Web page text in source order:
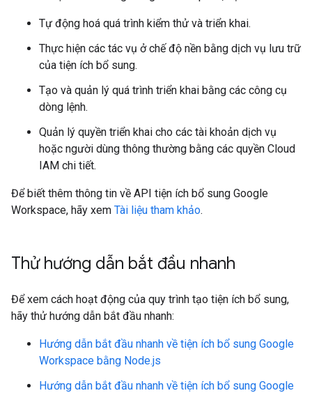
Tự động hoá quá trình kiểm thử và triển khai.
Thực hiện các tác vụ ở chế độ nền bằng dịch vụ lưu trữ
của tiện ích bổ sung.
Tạo và quản lý quá trình triển khai bằng các công cụ
dòng lệnh.
Quản lý quyền triển khai cho các tài khoản dịch vụ
hoặc người dùng thông thường bằng các quyền Cloud
IAM chi tiết.
Để biết thêm thông tin về API tiện ích bổ sung Google
Workspace, hãy xem Tài liệu tham khảo.
Thử hướng dẫn bắt đầu nhanh
Để xem cách hoạt động của quy trình tạo tiện ích bổ sung,
hãy thử hướng dẫn bắt đầu nhanh:
Hướng dẫn bắt đầu nhanh về tiện ích bổ sung Google
Workspace bằng Node.js
Hướng dẫn bắt đầu nhanh về tiện ích bổ sung Google